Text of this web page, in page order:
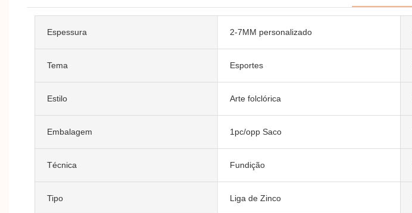
Espessura 2-7MM personalizado
Tema Esportes
Estilo Arte folclórica
Embalagem 1pc/opp Saco
Técnica Fundição
Tipo Liga de Zinco